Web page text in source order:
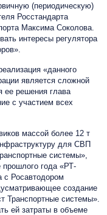
(периодическую)
Росстандарта
Максима Соколова.
интересы регулятора
«данного
является сложной
ее решения глава
с участием всех
массой более 12 т
для СВП
системы»,
прошлого года «РТ-
с Росавтодором
создание
Транспортные системы».
ей затраты в объеме